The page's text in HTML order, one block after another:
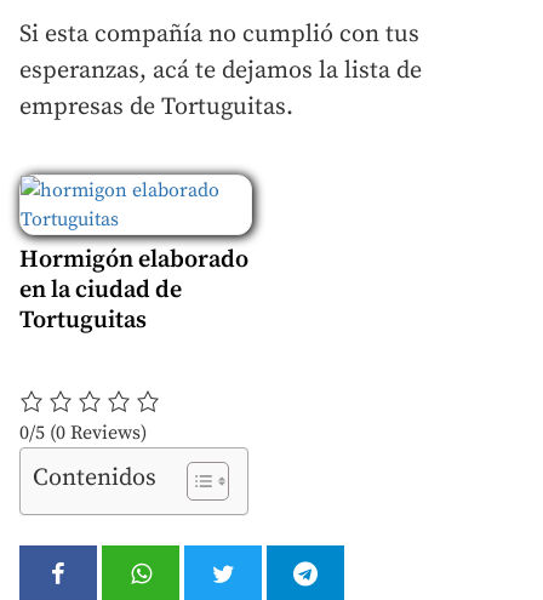
Si esta compañía no cumplió con tus
esperanzas, acá te dejamos la lista de
empresas de Tortuguitas.
Hormigón elaborado
en la ciudad de
Tortuguitas
0/5 (0 Reviews)
Contenidos